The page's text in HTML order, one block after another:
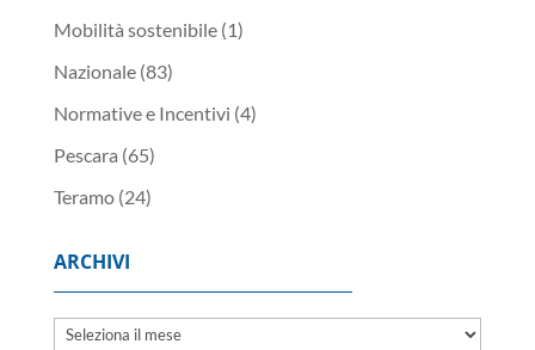
Mobilità sostenibile(1)
Nazionale(83)
Normative e Incentivi (4)
Pescara (65)
Teramo(24)
ARCHIVI
Archivi